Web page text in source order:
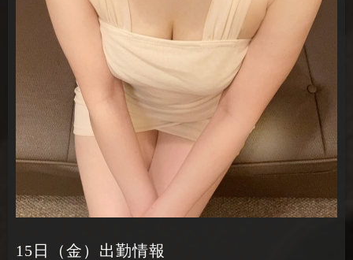
15日（金）出勤情報